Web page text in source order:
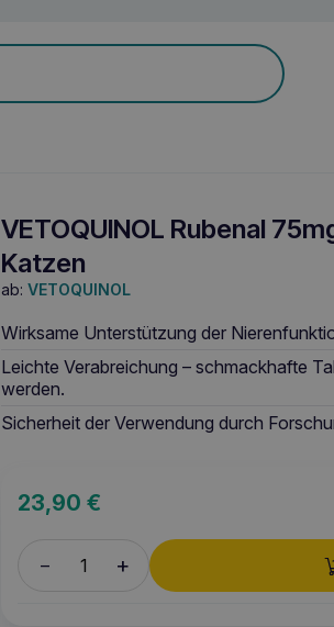
VETOQUINOL Rubenal
Katzen
ab: VETOQUINOL
Wirksame Unterstützung der
Leichte Verabreichung – schmackhafte
werden.
Sicherheit der Verwendung durch
23,90€
– +